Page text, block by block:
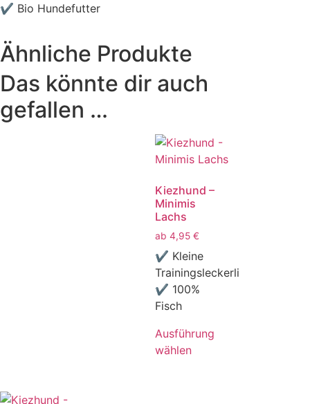
✔ Bio Hundefutter
Ähnliche Produkte
Das könnte dir auch
gefallen …
Kiezhund –
Minimis
Lachs
ab 4,95 €
✔ Kleine
Trainingsleckerli
✔ 100%
Fisch
Ausführung
wählen